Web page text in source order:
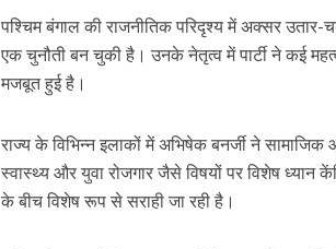
पश्चिम बंगाल की राजनीतिक परिदृश्य में अक्सर उतार-
एक चुनौती बन चुकी है। उनके नेतृत्व में पार्टी ने कई
मजबूत हुई है।
राज्य के विभिन्न इलाकों में अभिषेक बनर्जी ने
स्वास्थ्य और युवा रोजगार जैसे विषयों पर विशेष
के बीच विशेष रूप से सराही जा रही है।